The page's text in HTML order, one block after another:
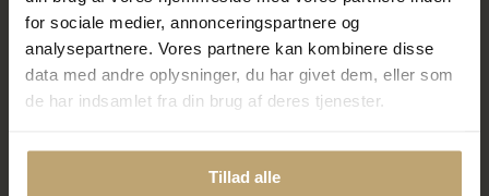
for sociale medier, annonceringspartnere og
analysepartnere. Vores partnere kan kombinere disse
data med andre oplysninger, du har givet dem, eller som
de har indsamlet fra din brug af deres tjenester.
Tillad alle
Susanne Friis Bjørner øreringe
Susanne Friis Bjørner øreringe